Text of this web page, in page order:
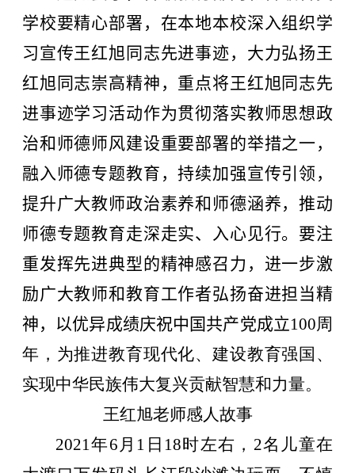
学校要精心部署，在本地本校深入组织学
习宣传王红旭同志先进事迹，大力弘扬王
红旭同志崇高精神，重点将王红旭同志先
进事迹学习活动作为贯彻落实教师思想政
治和师德师风建设重要部署的举措之一，
融入师德专题教育，持续加强宣传引领，
提升广大教师政治素养和师德涵养，推动
师德专题教育走深走实、入心见行。要注
重发挥先进典型的精神感召力，进一步激
励广大教师和教育工作者弘扬奋进担当精
神，以优异成绩庆祝中国共产党成立100周
年，为推进教育现代化、建设教育强国、
实现中华民族伟大复兴贡献智慧和力量。
王红旭老师感人故事
2021年6 月 1 日 18时左右， 2名儿童在